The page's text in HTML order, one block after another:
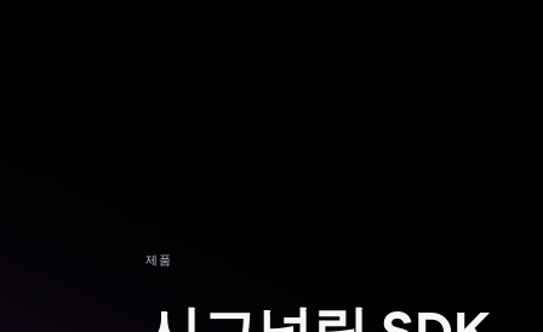
제품